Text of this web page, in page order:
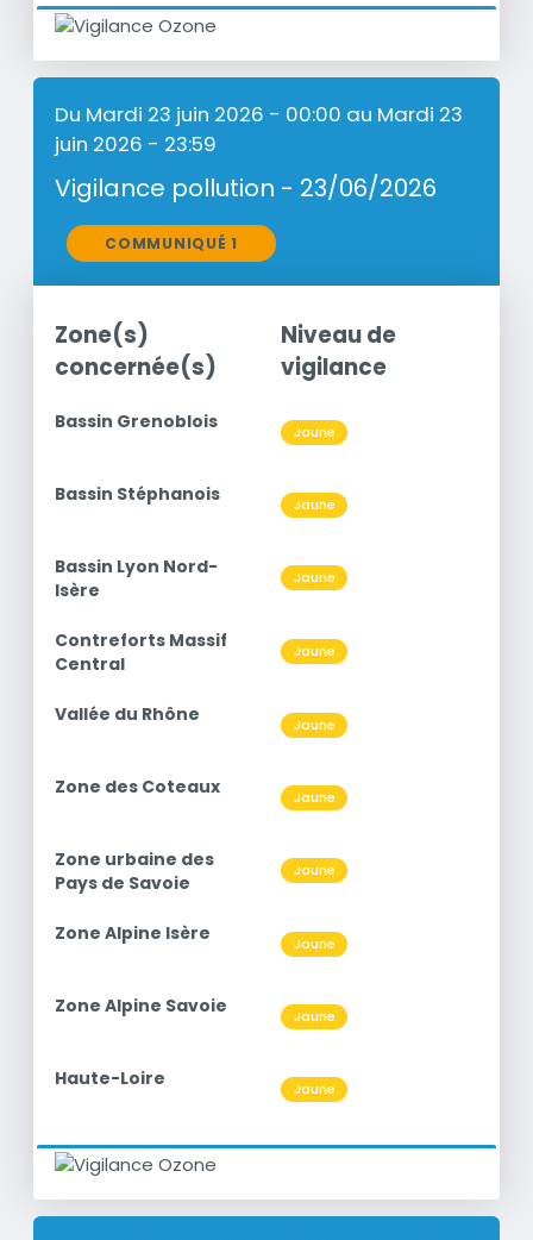
Du Mardi 23 juin 2026 - 00:00 au Mardi 23
juin 2026 - 23:59
Vigilance pollution - 23/06/2026
Communiqués
COMMUNIQUÉ 1
Zone(s)
concernée(s)
Niveau de
vigilance
titre
Bassin Grenoblois Niveau
Jaune
titre
Bassin Stéphanois Niveau
Jaune
titre
Bassin Lyon Nord-
Isère
Niveau
Jaune
titre
Contreforts Massif
Central
Niveau
Jaune
titre
Vallée du Rhône Niveau
Jaune
titre
Zone des Coteaux Niveau
Jaune
titre
Zone urbaine des
Pays de Savoie
Niveau
Jaune
titre
Zone Alpine Isère Niveau
Jaune
titre
Zone Alpine Savoie Niveau
Jaune
titre
Haute-Loire Niveau
Jaune